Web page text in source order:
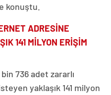
konuştu.
ADRESİNE
141 MİLYON ERİŞİM
736 adet zararlı
yaklaşık 141 milyon